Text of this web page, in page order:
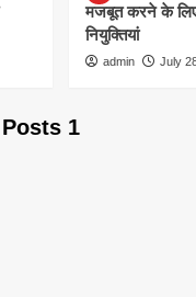
मजबूत करने के
नियुक्तियां
admin July
1